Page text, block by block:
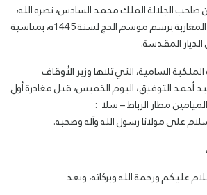
صاحب الجلالة الملك محمد السادس، نصره الله،
رسالة سامية إلى الحجاج المغاربة برسم موسم الحج لسنة 1445ه، بمناسبة
المقدسة.
السامية، التي تلاها وزير الأوقاف
أحمد التوفيق، اليوم الخميس، قبل مغادرة أول
مطار الرباط – سلا :
على مولانا رسول الله وآله وصحبه.
عليكم ورحمة الله وبركاته، وبعد